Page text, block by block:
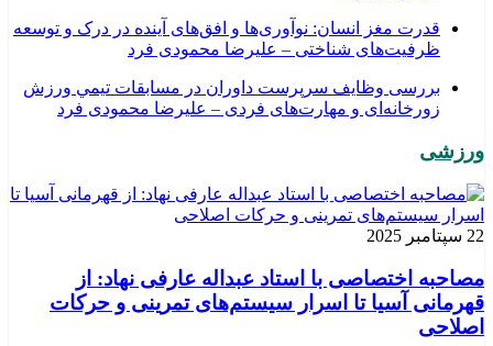
قدرت مغز انسان: نوآوری‌ها و افق‌های آینده در درک و توسعه
ظرفیت‌های شناختی – علیرضا محمودی فرد
بررسی وظايف سرپرست داوران در مسابقات تیمي ورزش
زورخانه‌ای و مهارت‌های فردی – علیرضا محمودی فرد
ورزشی
22 سپتامبر 2025
مصاحبه اختصاصی با استاد عبداله عارفی نهاد: از
قهرمانی آسیا تا اسرار سیستم‌های تمرینی و حرکات
اصلاحی